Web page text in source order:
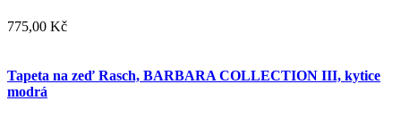
775,00 Kč
Tapeta na zeď Rasch, BARBARA COLLECTION III, kytice
modrá